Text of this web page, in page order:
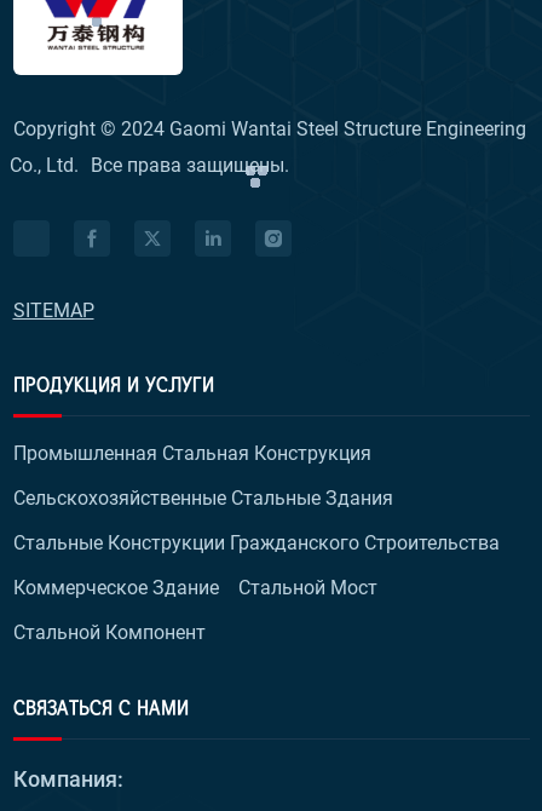
Copyright © 2024 Gaomi Wantai Steel Structure Engineering
Co., Ltd.
Все права защищены.
SITEMAP
ПРОДУКЦИЯ И УСЛУГИ
Промышленная Стальная Конструкция
Сельскохозяйственные Стальные Здания
Стальные Конструкции Гражданского Строительства
Коммерческое Здание
Стальной Мост
Стальной Компонент
СВЯЗАТЬСЯ С НАМИ
Компания: